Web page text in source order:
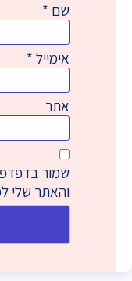
שם*
אימייל*
אתר
שמור
והאתר שלי